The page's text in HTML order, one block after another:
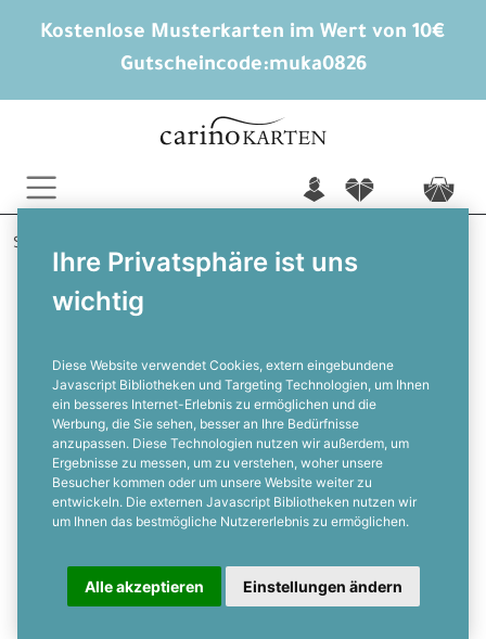
Kostenlose Musterkarten im Wert von 10€
Gutscheincode:muka0826
Ihre Privatsphäre ist uns
wichtig
Diese Website verwendet Cookies, extern eingebundene
Javascript Bibliotheken und Targeting Technologien, um Ihnen
ein besseres Internet-Erlebnis zu ermöglichen und die
Werbung, die Sie sehen, besser an Ihre Bedürfnisse
anzupassen. Diese Technologien nutzen wir außerdem, um
Ergebnisse zu messen, um zu verstehen, woher unsere
Besucher kommen oder um unsere Website weiter zu
entwickeln. Die externen Javascript Bibliotheken nutzen wir
um Ihnen das bestmögliche Nutzererlebnis zu ermöglichen.
Alle akzeptieren Einstellungen ändern
n f c
Startseite
Nathalie und Hugo
Danksagung Hochzeit im Greenery
Eukalyptus und Fotostreifen